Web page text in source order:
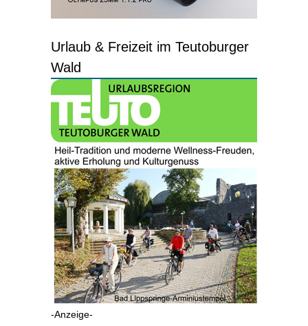
Urlaub & Freizeit im Teutoburger
Wald
-Anzeige-